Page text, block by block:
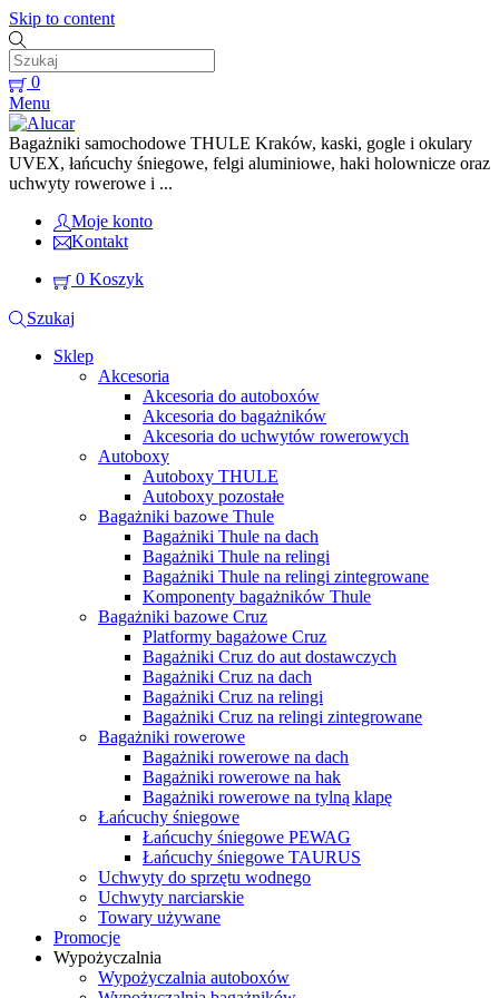
Skip to content
0
Menu
Bagażniki samochodowe THULE Kraków, kaski, gogle i okulary
UVEX, łańcuchy śniegowe, felgi aluminiowe, haki holownicze oraz
uchwyty rowerowe i ...
Moje konto
Kontakt
0 Koszyk
Szukaj
Sklep
Akcesoria
Akcesoria do autoboxów
Akcesoria do bagażników
Akcesoria do uchwytów rowerowych
Autoboxy
Autoboxy THULE
Autoboxy pozostałe
Bagażniki bazowe Thule
Bagażniki Thule na dach
Bagażniki Thule na relingi
Bagażniki Thule na relingi zintegrowane
Komponenty bagażników Thule
Bagażniki bazowe Cruz
Platformy bagażowe Cruz
Bagażniki Cruz do aut dostawczych
Bagażniki Cruz na dach
Bagażniki Cruz na relingi
Bagażniki Cruz na relingi zintegrowane
Bagażniki rowerowe
Bagażniki rowerowe na dach
Bagażniki rowerowe na hak
Bagażniki rowerowe na tylną klapę
Łańcuchy śniegowe
Łańcuchy śniegowe PEWAG
Łańcuchy śniegowe TAURUS
Uchwyty do sprzętu wodnego
Uchwyty narciarskie
Towary używane
Promocje
Wypożyczalnia
Wypożyczalnia autoboxów
Wypożyczalnia bagażników